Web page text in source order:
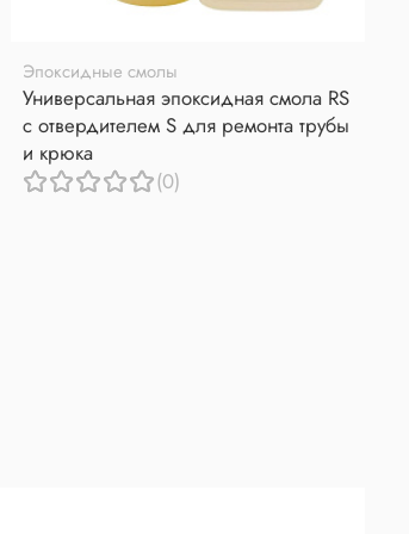
Эпоксидные смолы
Универсальная эпоксидная смола RS
с отвердителем S для ремонта трубы
и крюка
(0)